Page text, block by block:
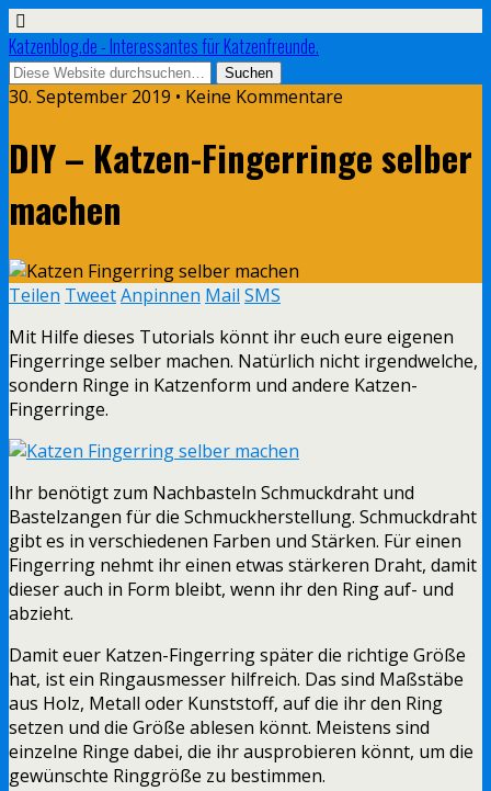
Katzenblog.de - Interessantes für Katzenfreunde.
30. September 2019 • Keine Kommentare
DIY – Katzen-Fingerringe selber
machen
Teilen TweetAnpinnen Mail SMS
Mit Hilfe dieses Tutorials könnt ihr euch eure eigenen
Fingerringe selber machen. Natürlich nicht irgendwelche,
sondern Ringe in Katzenform und andere Katzen-
Fingerringe.
Ihr benötigt zum Nachbasteln Schmuckdraht und
Bastelzangen für die Schmuckherstellung. Schmuckdraht
gibt es in verschiedenen Farben und Stärken. Für einen
Fingerring nehmt ihr einen etwas stärkeren Draht, damit
dieser auch in Form bleibt, wenn ihr den Ring auf- und
abzieht.
Damit euer Katzen-Fingerring später die richtige Größe
hat, ist ein Ringausmesser hilfreich. Das sind Maßstäbe
aus Holz, Metall oder Kunststoff, auf die ihr den Ring
setzen und die Größe ablesen könnt. Meistens sind
einzelne Ringe dabei, die ihr ausprobieren könnt, um die
gewünschte Ringgröße zu bestimmen.